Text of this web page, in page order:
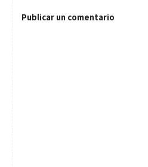
Publicar un comentario